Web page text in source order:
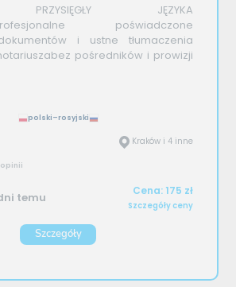
PRZYSIĘGŁY JĘZYKA
poświadczone
i ustne tłumaczenia
pośredników i prowizji
polski–rosyjski
Kraków i 4 inne
opinii
temu Cena: 175 zł
Szczegóły ceny
Szczegóły